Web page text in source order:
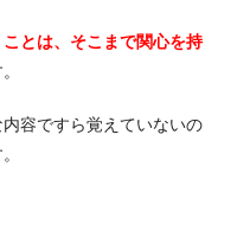
とは、そこまで関心を持
容ですら覚えていないの